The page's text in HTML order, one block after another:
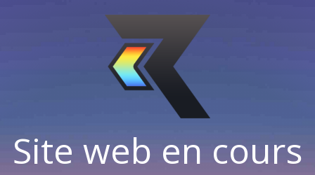
Site web en cours